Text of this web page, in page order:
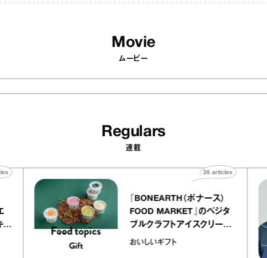
Movie
ムービー
Regulars
連載
リエ
プ キャ
articles
『BONEARTH（ボナース）
FOOD MARKET』のベジタ
ブルクラフトアイスクリーム
｜真野知子の「おいしいギフ
おいしいギフト
36articles